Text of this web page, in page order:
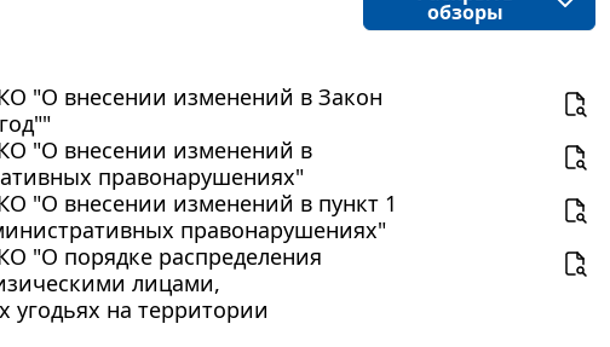
обзоры
"О внесении изменений в Закон
"О внесении изменений в
правонарушениях"
"О внесении изменений в пункт 1
правонарушениях"
"О порядке распределения
лицами,
на территории